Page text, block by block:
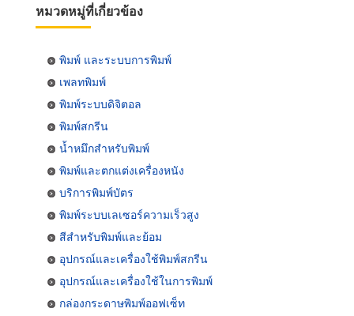
หมวดหมู่ที่เกี่ยวข้อง
พิมพ์ และระบบการพิมพ์
เพลทพิมพ์
พิมพ์ระบบดิจิตอล
พิมพ์สกรีน
น้ำหมึกสำหรับพิมพ์
พิมพ์และตกแต่งเครื่องหนัง
บริการพิมพ์บัตร
พิมพ์ระบบเลเซอร์ความเร็วสูง
สีสำหรับพิมพ์และย้อม
อุปกรณ์และเครื่องใช้พิมพ์สกรีน
อุปกรณ์และเครื่องใช้ในการพิมพ์
กล่องกระดาษพิมพ์ออฟเซ็ท